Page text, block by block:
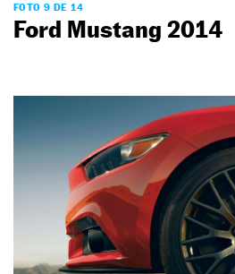
FOTO 9 DE 14
Ford Mustang 2014